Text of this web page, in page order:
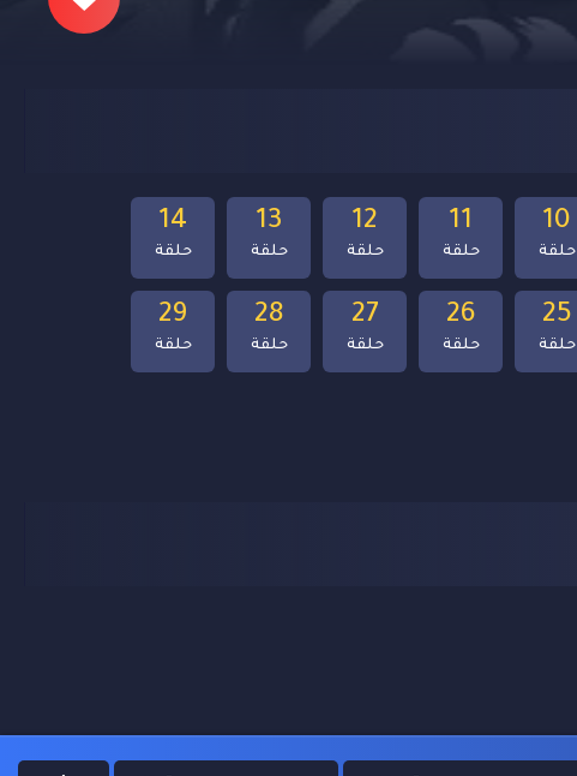
29
حلقة
28
حلقة
27
حلقة
26
حلقة
25
حلقة
14
حلقة
13
حلقة
12
حلقة
11
حلقة
10
حلقة